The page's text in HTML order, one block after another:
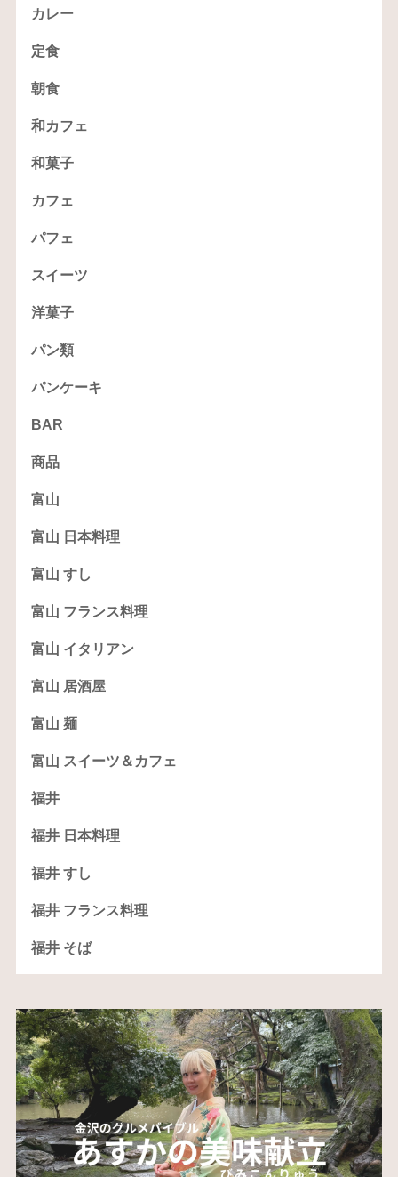
カレー
定食
朝食
和カフェ
和菓子
カフェ
パフェ
スイーツ
洋菓子
パン類
パンケーキ
BAR
商品
富山
富山 日本料理
富山 すし
富山 フランス料理
富山 イタリアン
富山 居酒屋
富山 麺
富山 スイーツ＆カフェ
福井
福井 日本料理
福井 すし
福井 フランス料理
福井 そば